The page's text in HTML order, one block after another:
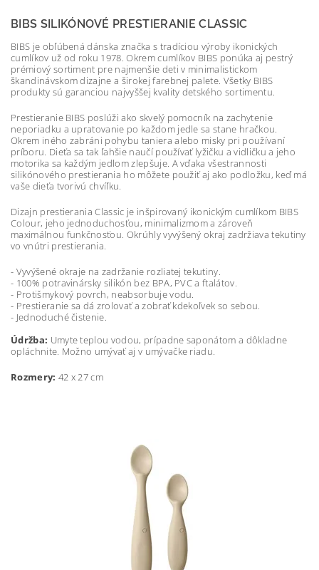
BIBS SILIKÓNOVÉ PRESTIERANIE CLASSIC
BIBS je obľúbená dánska značka s tradíciou výroby ikonických
cumlíkov už od roku 1978. Okrem cumlíkov BIBS ponúka aj pestrý
prémiový sortiment pre najmenšie deti v minimalistickom
škandinávskom dizajne a širokej farebnej palete. Všetky BIBS
produkty sú garanciou najvyššej kvality detského sortimentu.
Prestieranie BIBS poslúži ako skvelý pomocník na zachytenie
neporiadku a upratovanie po každom jedle sa stane hračkou.
Okrem iného zabráni pohybu taniera alebo misky pri používaní
príboru. Dieťa sa tak ľahšie naučí používať lyžičku a vidličku a jeho
motorika sa každým jedlom zlepšuje. A vďaka všestrannosti
silikónového prestierania ho môžete použiť aj ako podložku, keď má
vaše dieťa tvorivú chvíľku.
Dizajn prestierania Classic je inšpirovaný ikonickým cumlíkom BIBS
Colour, jeho jednoduchosťou, minimalizmom a zároveň
maximálnou funkčnosťou. Okrúhly vyvýšený okraj zadržiava tekutiny
vo vnútri prestierania.
- Vyvýšené okraje na zadržanie rozliatej tekutiny.
- 100% potravinársky silikón bez BPA, PVC a ftalátov.
- Protišmykový povrch, neabsorbuje vodu.
- Prestieranie sa dá zrolovať a zobrať kdekoľvek so sebou.
- Jednoduché čistenie.
Údržba: Umyte teplou vodou, prípadne saponátom a dôkladne
opláchnite. Možno umývať aj v umývačke riadu.
Rozmery: 42 x 27 cm